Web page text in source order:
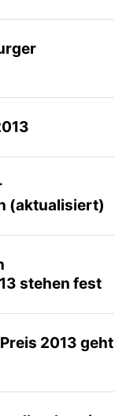
(aktualisiert)
stehen fest
2013 geht